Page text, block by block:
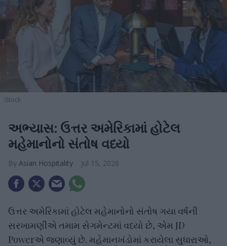
iStock
અભ્યાસ: ઉત્તર અમેરિકામાં હોટેલ
મહેમાનોનો સંતોષ વધ્યો
Asian Hospitality Jul 15, 2026
ઉત્તર અમેરિકામાં હોટેલ મહેમાનોનો સંતોષ ગયા વર્ષની
સરખામણીએ તમામ સેગમેન્ટમાં વધ્યો છે, એમ JD
Powerએ જણાવ્યું છે. મહેમાનખંડોમાં કરાયેલા સુધારાઓ,